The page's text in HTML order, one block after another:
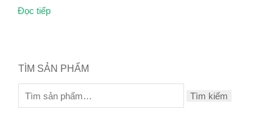
Đọc tiếp
TÌM SẢN PHẨM
Tìm kiếm